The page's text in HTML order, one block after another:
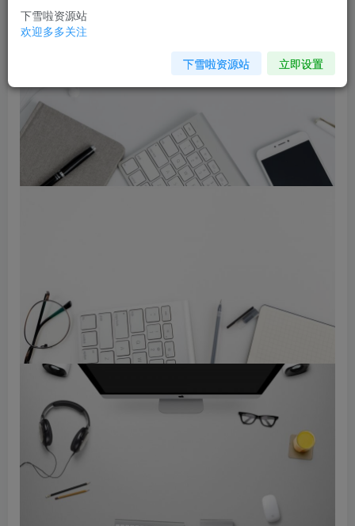
下雪啦资源站
欢迎多多关注
下雪啦资源站 立即设置